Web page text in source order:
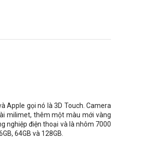
Apple gọi nó là 3D Touch. Camera
milimet, thêm một màu mới vàng
nghiệp điện thoại và là nhôm 7000
64GB và 128GB.